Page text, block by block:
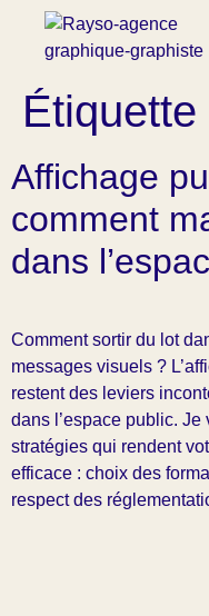
Étiquette
Affichage
comment
dans
Comment sortir du lot
messages visuels ?
restent des leviers
dans l’espace public. Je
stratégies qui rendent
efficace : choix des
respect des